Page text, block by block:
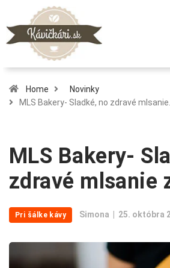
Home
Novinky
MLS Bakery- Sladké, no zdravé mlsanie…
MLS Bakery-
zdravé mlsanie
Pri šálke kávy Simona 25. októbra